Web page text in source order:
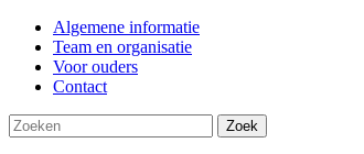
Algemene informatie
Team en organisatie
Voor ouders
Contact
Zoek